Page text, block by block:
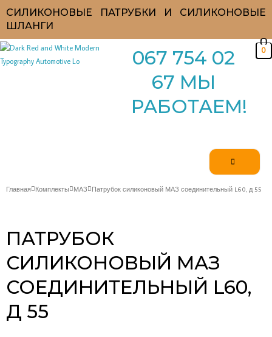
СИЛИКОНОВЫЕ ПАТРУБКИ И СИЛИКОНОВЫЕ
ШЛАНГИ
067 754 02
67 МЫ
РАБОТАЕМ!
0
Главная Комплекты МАЗ Патрубок силиконовый МАЗ соединительный L60, д 55
ПАТРУБОК
СИЛИКОНОВЫЙ МАЗ
СОЕДИНИТЕЛЬНЫЙ L60,
Д 55